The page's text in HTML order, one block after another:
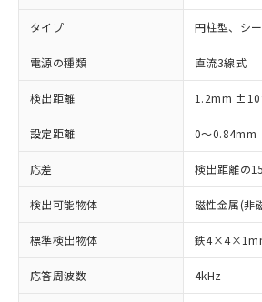
タイプ 円柱型、シ
電源の種類 直流3線式
検出距離 1.2mm
設定距離 0～0.84mm
応差 検出距離の
検出可能物体 磁性金属(非
標準検出物体 鉄
応答周波数 4kHz